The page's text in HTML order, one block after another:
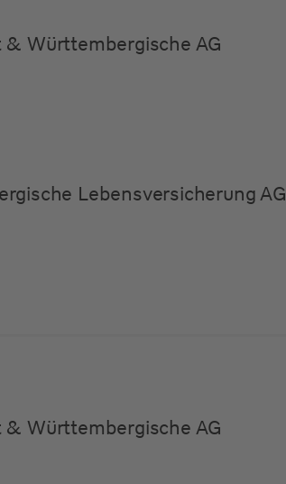
Württembergische AG
Lebensversicherung AG
Württembergische AG